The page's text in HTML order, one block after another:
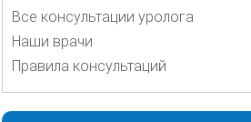
Все консультации уролога
Наши врачи
Правила консультаций